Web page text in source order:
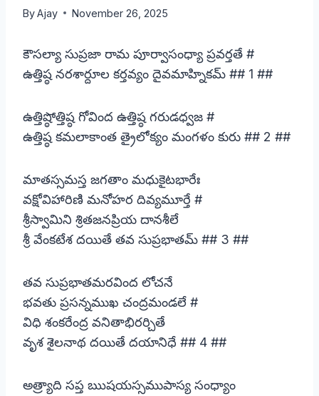
ByAjay November 26, 2025
కౌసల్యా సుప్రజా రామ పూర్వాసంధ్యా ప్రవర్తతే #
ఉత్తిష్ఠ నరశార్దూల కర్తవ్యం దైవమాహ్నికమ్ ## 1 ##
ఉత్తిష్ఠోత్తిష్ఠ గోవింద ఉత్తిష్ఠ గరుడధ్వజ #
ఉత్తిష్ఠ కమలాకాంత త్రైలోక్యం మంగళం కురు ## 2 ##
మాతస్సమస్త జగతాం మధుకైటభారేః
వక్షోవిహారిణి మనోహర దివ్యమూర్తే #
శ్రీస్వామిని శ్రితజనప్రియ దానశీలే
శ్రీ వేంకటేశ దయితే తవ సుప్రభాతమ్ ## 3 ##
తవ సుప్రభాతమరవింద లోచనే
భవతు ప్రసన్నముఖ చంద్రమండలే #
విధి శంకరేంద్ర వనితాభిరర్చితే
వృశ శైలనాథ దయితే దయానిధే ## 4 ##
అత్ర్యాది సప్త ఋషయస్సముపాస్య సంధ్యాం